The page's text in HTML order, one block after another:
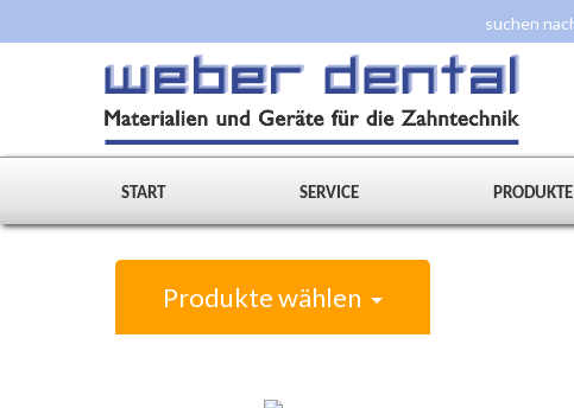
START SERVICE PRODUKTE
Produkte wählen